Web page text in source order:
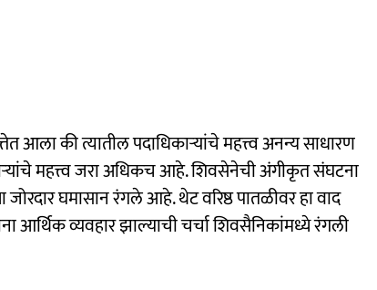
आला की त्यातील पदाधिकाऱ्यांचे महत्त्व अनन्य साधारण
महत्त्व जरा अधिकच आहे. शिवसेनेची अंगीकृत संघटना
घमासान रंगले आहे. थेट वरिष्ठ पातळीवर हा वाद
आर्थिक व्यवहार झाल्याची चर्चा शिवसैनिकांमध्ये रंगली